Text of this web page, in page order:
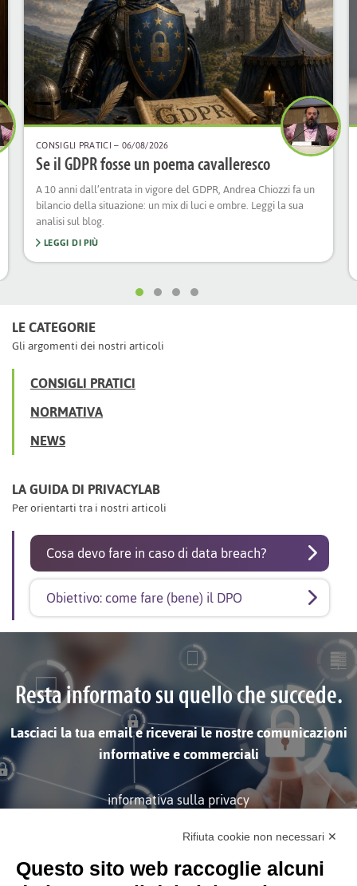
CONSIGLI PRATICI– 06/08/2026
Se il GDPR fosse un poema cavalleresco
A 10 anni dall’entrata in vigore del GDPR, Andrea Chiozzi fa un
bilancio della situazione: un mix di luci e ombre. Leggi la sua
analisi sul blog.
LEGGI DI PIÙ
LE CATEGORIE
Gli argomenti dei nostri articoli
CONSIGLI PRATICI
NORMATIVA
NEWS
LA GUIDA DI PRIVACYLAB
Per orientarti tra i nostri articoli
Cosa devo fare in caso di data breach?
Obiettivo: come fare (bene) il DPO
Resta informato su quello che succede.
Lasciaci la tua email e riceverai le nostre comunicazioni
informative e commerciali
informativa sulla privacy
ISCRIVITI
Rifiuta cookie non necessari ✕
Questo sito web raccoglie alcuni